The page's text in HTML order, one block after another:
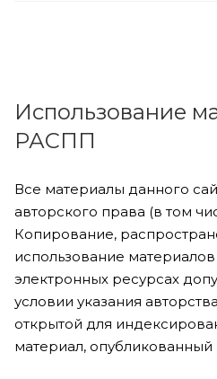
Использование
РАСПП
Все материалы данного
авторского права (в том
Копирование,
использование
электронных ресурсах
условии указания
открытой для
материал, опубликованный